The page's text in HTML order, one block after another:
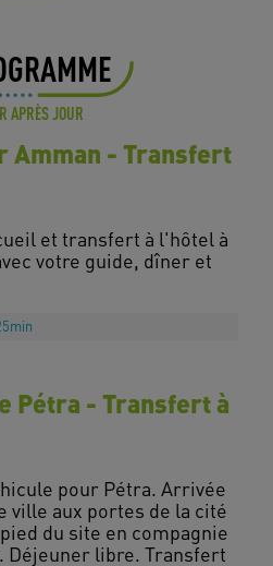
APRÈS JOUR
Amman - Transfert
et transfert à l'hôtel à
votre guide, dîner et
Pétra - Transfert à
pour Pétra. Arrivée
ville aux portes de la cité
du site en compagnie
Déjeuner libre. Transfert